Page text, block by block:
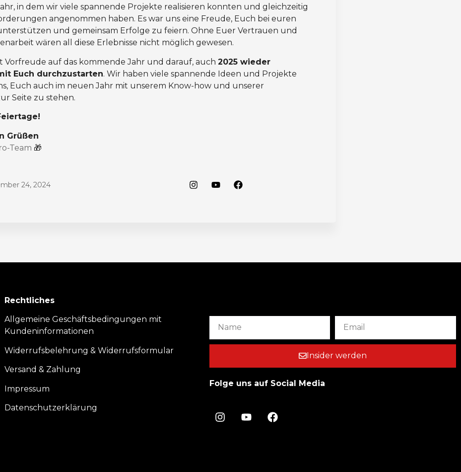
in dem wir viele spannende Projekte realisieren konnten und gleichzeitig
angenommen haben. Es war uns eine Freude, Euch bei euren
und gemeinsam Erfolge zu feiern. Ohne Euer Vertrauen und
wären all diese Erlebnisse nicht möglich gewesen.
Vorfreude auf das kommende Jahr und darauf, auch 2025 wieder
Euch durchzustarten. Wir haben viele spannende Ideen und Projekte
Euch auch im neuen Jahr mit unserem Know-how und unserer
Seite zu stehen.
Grüßen
Team 🎁
24, 2024
Rechtliches
Allgemeine Geschäftsbedingungen mit
Kundeninformationen
Widerrufsbelehrung & Widerrufsformular
Versand & Zahlung
Impressum
Datenschutzerklärung
Insider werden
Folge uns auf Social Media